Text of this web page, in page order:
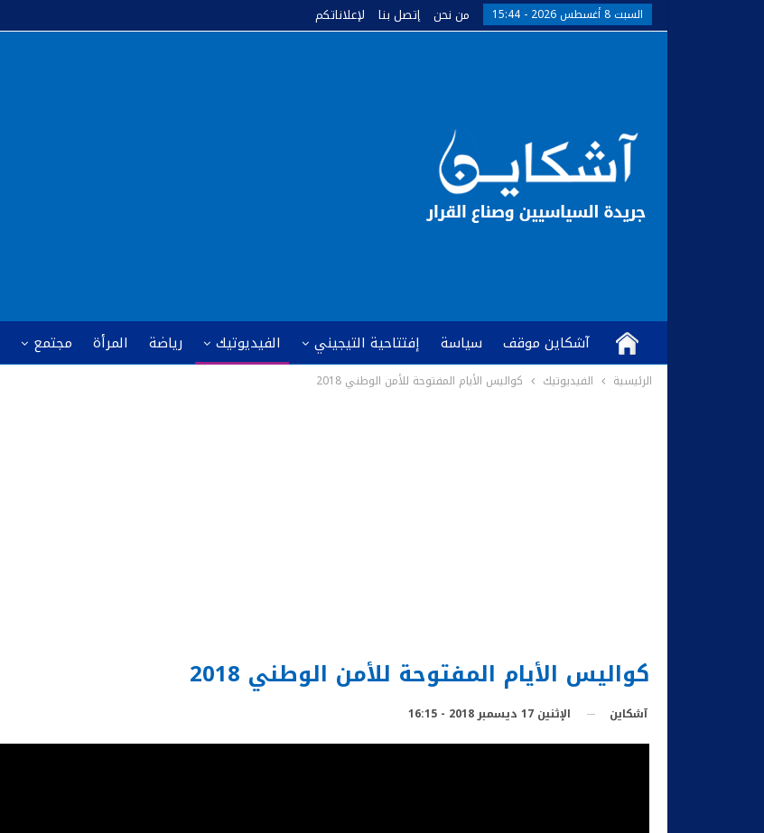
السبت 8 أغسطس 2026 - 15:44 من نحن إتصل بنا لإعلاناتكم
آشكاين موقف سياسة إفتتاحية التيجيني الفيديوتيك رياضة المرأة مجتمع
كُتّاب وآراء
آشكاين TV الرئيسية الفيديوتيك كواليس الأيام المفتوحة للأمن الوطني 2018
كواليس الأيام المفتوحة للأمن الوطني 2018
آشكاين الإثنين 17 ديسمبر 2018 - 16:15